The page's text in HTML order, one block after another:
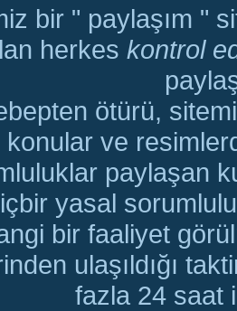
bir " paylaşım "
herkes kontrol
ötürü,
konular ve
paylaşan
yasal
bir faaliyet
ulaşıldığı
fazla 24 saat